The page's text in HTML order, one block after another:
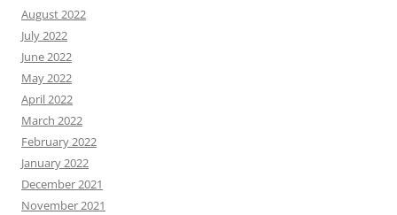
August 2022
July 2022
June 2022
May 2022
April 2022
March 2022
February 2022
January 2022
December 2021
November 2021